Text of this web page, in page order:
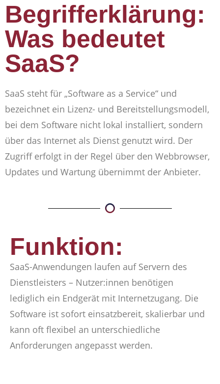
Begrifferklärung:
Was bedeutet
SaaS?
SaaS steht für „Software as a Service“ und
bezeichnet ein Lizenz- und Bereitstellungsmodell,
bei dem Software nicht lokal installiert, sondern
über das Internet als Dienst genutzt wird. Der
Zugriff erfolgt in der Regel über den Webbrowser,
Updates und Wartung übernimmt der Anbieter.
Funktion:
SaaS-Anwendungen laufen auf Servern des
Dienstleisters – Nutzer:innen benötigen
lediglich ein Endgerät mit Internetzugang. Die
Software ist sofort einsatzbereit, skalierbar und
kann oft flexibel an unterschiedliche
Anforderungen angepasst werden.